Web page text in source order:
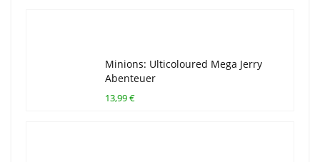
Minions: Ulticoloured Mega Jerry
Abenteuer
13,99 €